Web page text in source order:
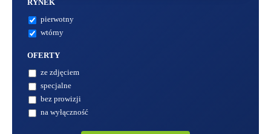
RYNEK
pierwotny
wtórny
OFERTY
ze zdjęciem
specjalne
bez prowizji
na wyłączność